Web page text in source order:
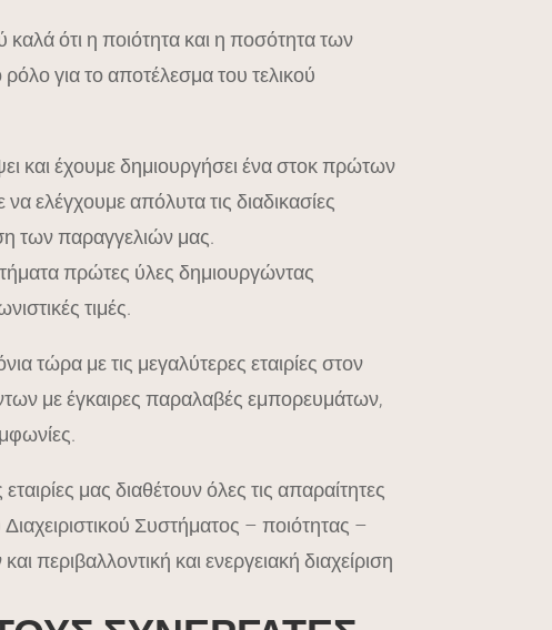
καλά ότι η ποιότητα και η ποσότητα των
για το αποτέλεσμα του τελικού
και έχουμε δημιουργήσει ένα στοκ πρώτων
ελέγχουμε απόλυτα τις διαδικασίες
των παραγγελιών μας.
πρώτες ύλες δημιουργώντας
τιμές.
τώρα με τις μεγαλύτερες εταιρίες στον
με έγκαιρες παραλαβές εμπορευμάτων,
μας διαθέτουν όλες τις απαραίτητες
Συστήματος – ποιότητας –
περιβαλλοντική και ενεργειακή διαχείριση